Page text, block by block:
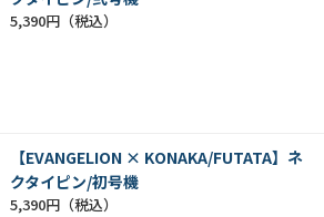
5,390円
【EVANGELION × KONAKA/FUTATA】ネ
クタイピン/初号機
5,390円